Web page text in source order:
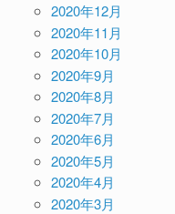
2020年12月
2020年11月
2020年10月
2020年9月
2020年8月
2020年7月
2020年6月
2020年5月
2020年4月
2020年3月